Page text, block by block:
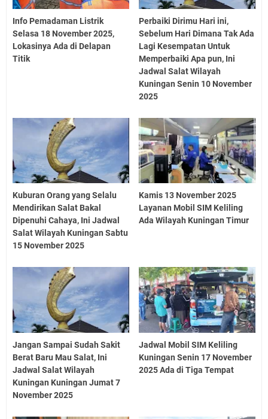
Info Pemadaman Listrik
Selasa 18 November 2025,
Lokasinya Ada di Delapan
Titik
Perbaiki Dirimu Hari ini,
Sebelum Hari Dimana Tak Ada
Lagi Kesempatan Untuk
Memperbaiki Apa pun, Ini
Jadwal Salat Wilayah
Kuningan Senin 10 November
2025
Kuburan Orang yang Selalu
Mendirikan Salat Bakal
Dipenuhi Cahaya, Ini Jadwal
Salat Wilayah Kuningan Sabtu
15 November 2025
Kamis 13 November 2025
Layanan Mobil SIM Keliling
Ada Wilayah Kuningan Timur
Jangan Sampai Sudah Sakit
Berat Baru Mau Salat, Ini
Jadwal Salat Wilayah
Kuningan Kuningan Jumat 7
November 2025
Jadwal Mobil SIM Keliling
Kuningan Senin 17 November
2025 Ada di Tiga Tempat